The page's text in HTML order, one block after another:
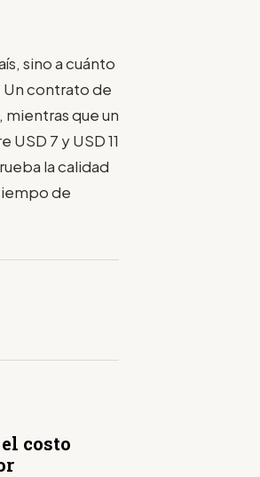
sino a cuánto
contrato de
que un
7 y USD 11
la calidad
de
costo